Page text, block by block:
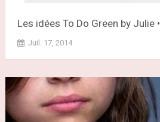
Les idées To Do Green by Julie
Juil. 17, 2014